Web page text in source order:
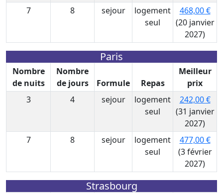
7
8 sejour
logement
seul
468,00 €
(20 janvier
2027)
Paris
Nombre
de nuits
Nombre
de jours
Formule Repas
Meilleur
prix
3
4 sejour
logement
seul
242,00 €
(31 janvier
2027)
7
8 sejour
logement
seul
477,00 €
(3 février
2027)
Strasbourg